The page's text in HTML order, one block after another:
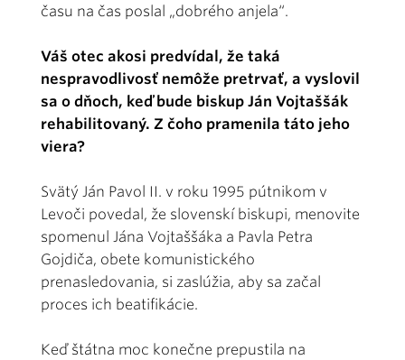
času na čas poslal „dobrého anjela“.
Váš otec akosi predvídal, že taká
nespravodlivosť nemôže pretrvať, a vyslovil
sa o dňoch, keď bude biskup Ján Vojtaššák
rehabilitovaný. Z čoho pramenila táto jeho
viera?
Svätý Ján Pavol II. v roku 1995 pútnikom v
Levoči povedal, že slovenskí biskupi, menovite
spomenul Jána Vojtaššáka a Pavla Petra
Gojdiča, obete komunistického
prenasledovania, si zaslúžia, aby sa začal
proces ich beatifikácie.
Keď štátna moc konečne prepustila na